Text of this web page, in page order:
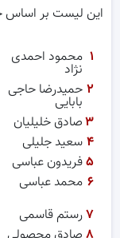
این لیست بر اساس
۱ محمود احمدی
نژاد
۲ حمیدرضا حاجی
بابایی
۳صادق خلیلیان
۴ سعید جلیلی
۵فریدون عباسی
۶ محمد عباسی
۷رستم قاسمی